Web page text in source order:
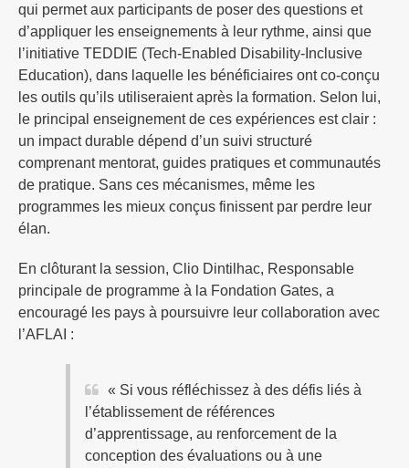
qui permet aux participants de poser des questions et
d’appliquer les enseignements à leur rythme, ainsi que
l’initiative TEDDIE (Tech-Enabled Disability-Inclusive
Education), dans laquelle les bénéficiaires ont co-conçu
les outils qu’ils utiliseraient après la formation. Selon lui,
le principal enseignement de ces expériences est clair :
un impact durable dépend d’un suivi structuré
comprenant mentorat, guides pratiques et communautés
de pratique. Sans ces mécanismes, même les
programmes les mieux conçus finissent par perdre leur
élan.
En clôturant la session, Clio Dintilhac, Responsable
principale de programme à la Fondation Gates, a
encouragé les pays à poursuivre leur collaboration avec
l’AFLAI :
« Si vous réfléchissez à des défis liés à
l’établissement de références
d’apprentissage, au renforcement de la
conception des évaluations ou à une